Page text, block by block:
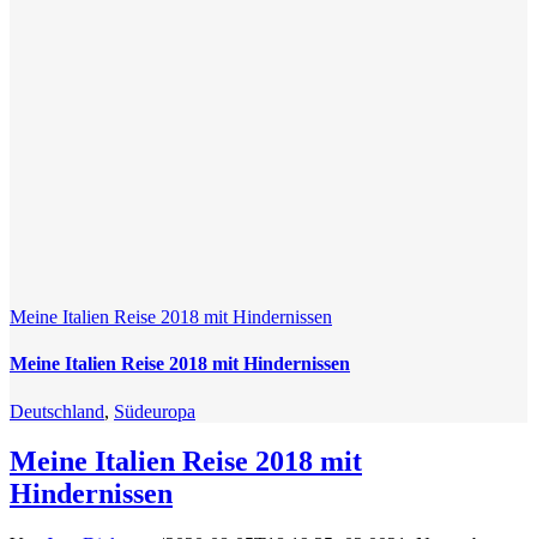
Meine Italien Reise 2018 mit Hindernissen
Meine Italien Reise 2018 mit Hindernissen
Deutschland, Südeuropa
Meine Italien Reise 2018 mit
Hindernissen